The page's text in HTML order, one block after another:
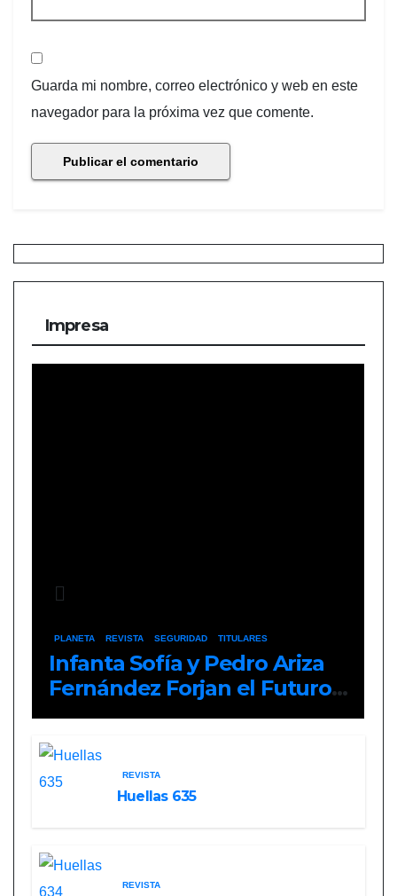
Guarda mi nombre, correo electrónico y web en este
navegador para la próxima vez que comente.
Impresa
PLANETA REVISTA SEGURIDAD TITULARES
Infanta Sofía y Pedro Ariza
Fernández Forjan el Futuro
de la Soberanía Real
REVISTA
Huellas 635
REVISTA